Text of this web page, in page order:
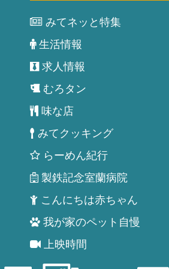
みてネッと特集
生活情報
求人情報
むろタン
味な店
みてクッキング
らーめん紀行
製鉄記念室蘭病院
こんにちは赤ちゃん
我が家のペット自慢
上映時間